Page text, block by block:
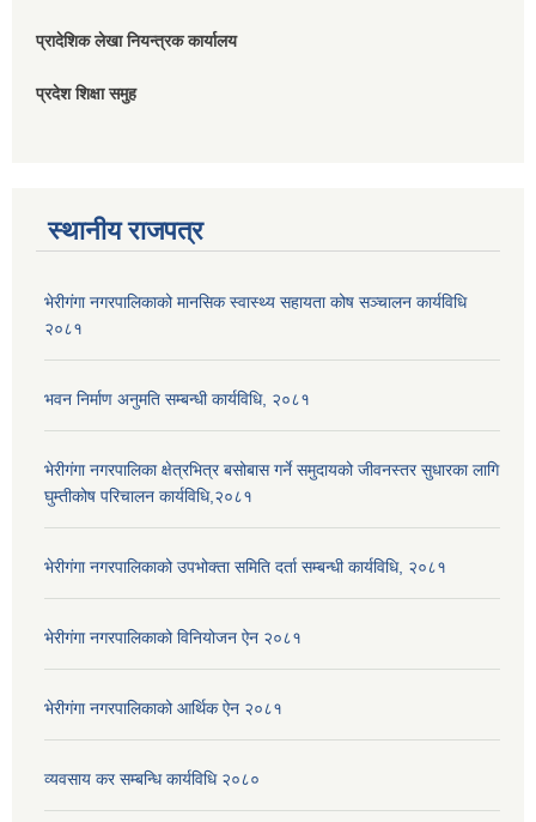
प्रादेशिक लेखा नियन्त्रक कार्यालय
प्रदेश शिक्षा समुह
स्थानीय राजपत्र
भेरीगंगा नगरपालिकाको मानसिक स्वास्थ्य सहायता कोष सञ्चालन कार्यविधि
२०८१
भवन निर्माण अनुमति सम्बन्धी कार्यविधि, २०८१
भेरीगंगा नगरपालिका क्षेत्रभित्र बसोबास गर्ने समुदायको जीवनस्तर सुधारका लागि
घुम्तीकोष परिचालन कार्यविधि,२०८१
भेरीगंगा नगरपालिकाको उपभोक्ता समिति दर्ता सम्बन्धी कार्यविधि, २०८१
भेरीगंगा नगरपालिकाको विनियोजन ऐन २०८१
भेरीगंगा नगरपालिकाको आर्थिक ऐन २०८१
व्यवसाय कर सम्बन्धि कार्यविधि २०८०